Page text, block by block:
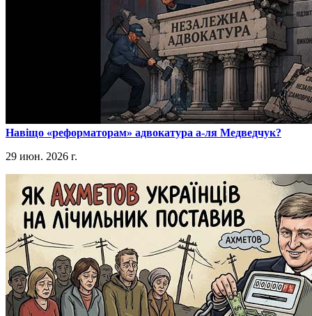
​Навіщо «реформаторам» адвокатура а-ля Медведчук?
29 июн. 2026 г.